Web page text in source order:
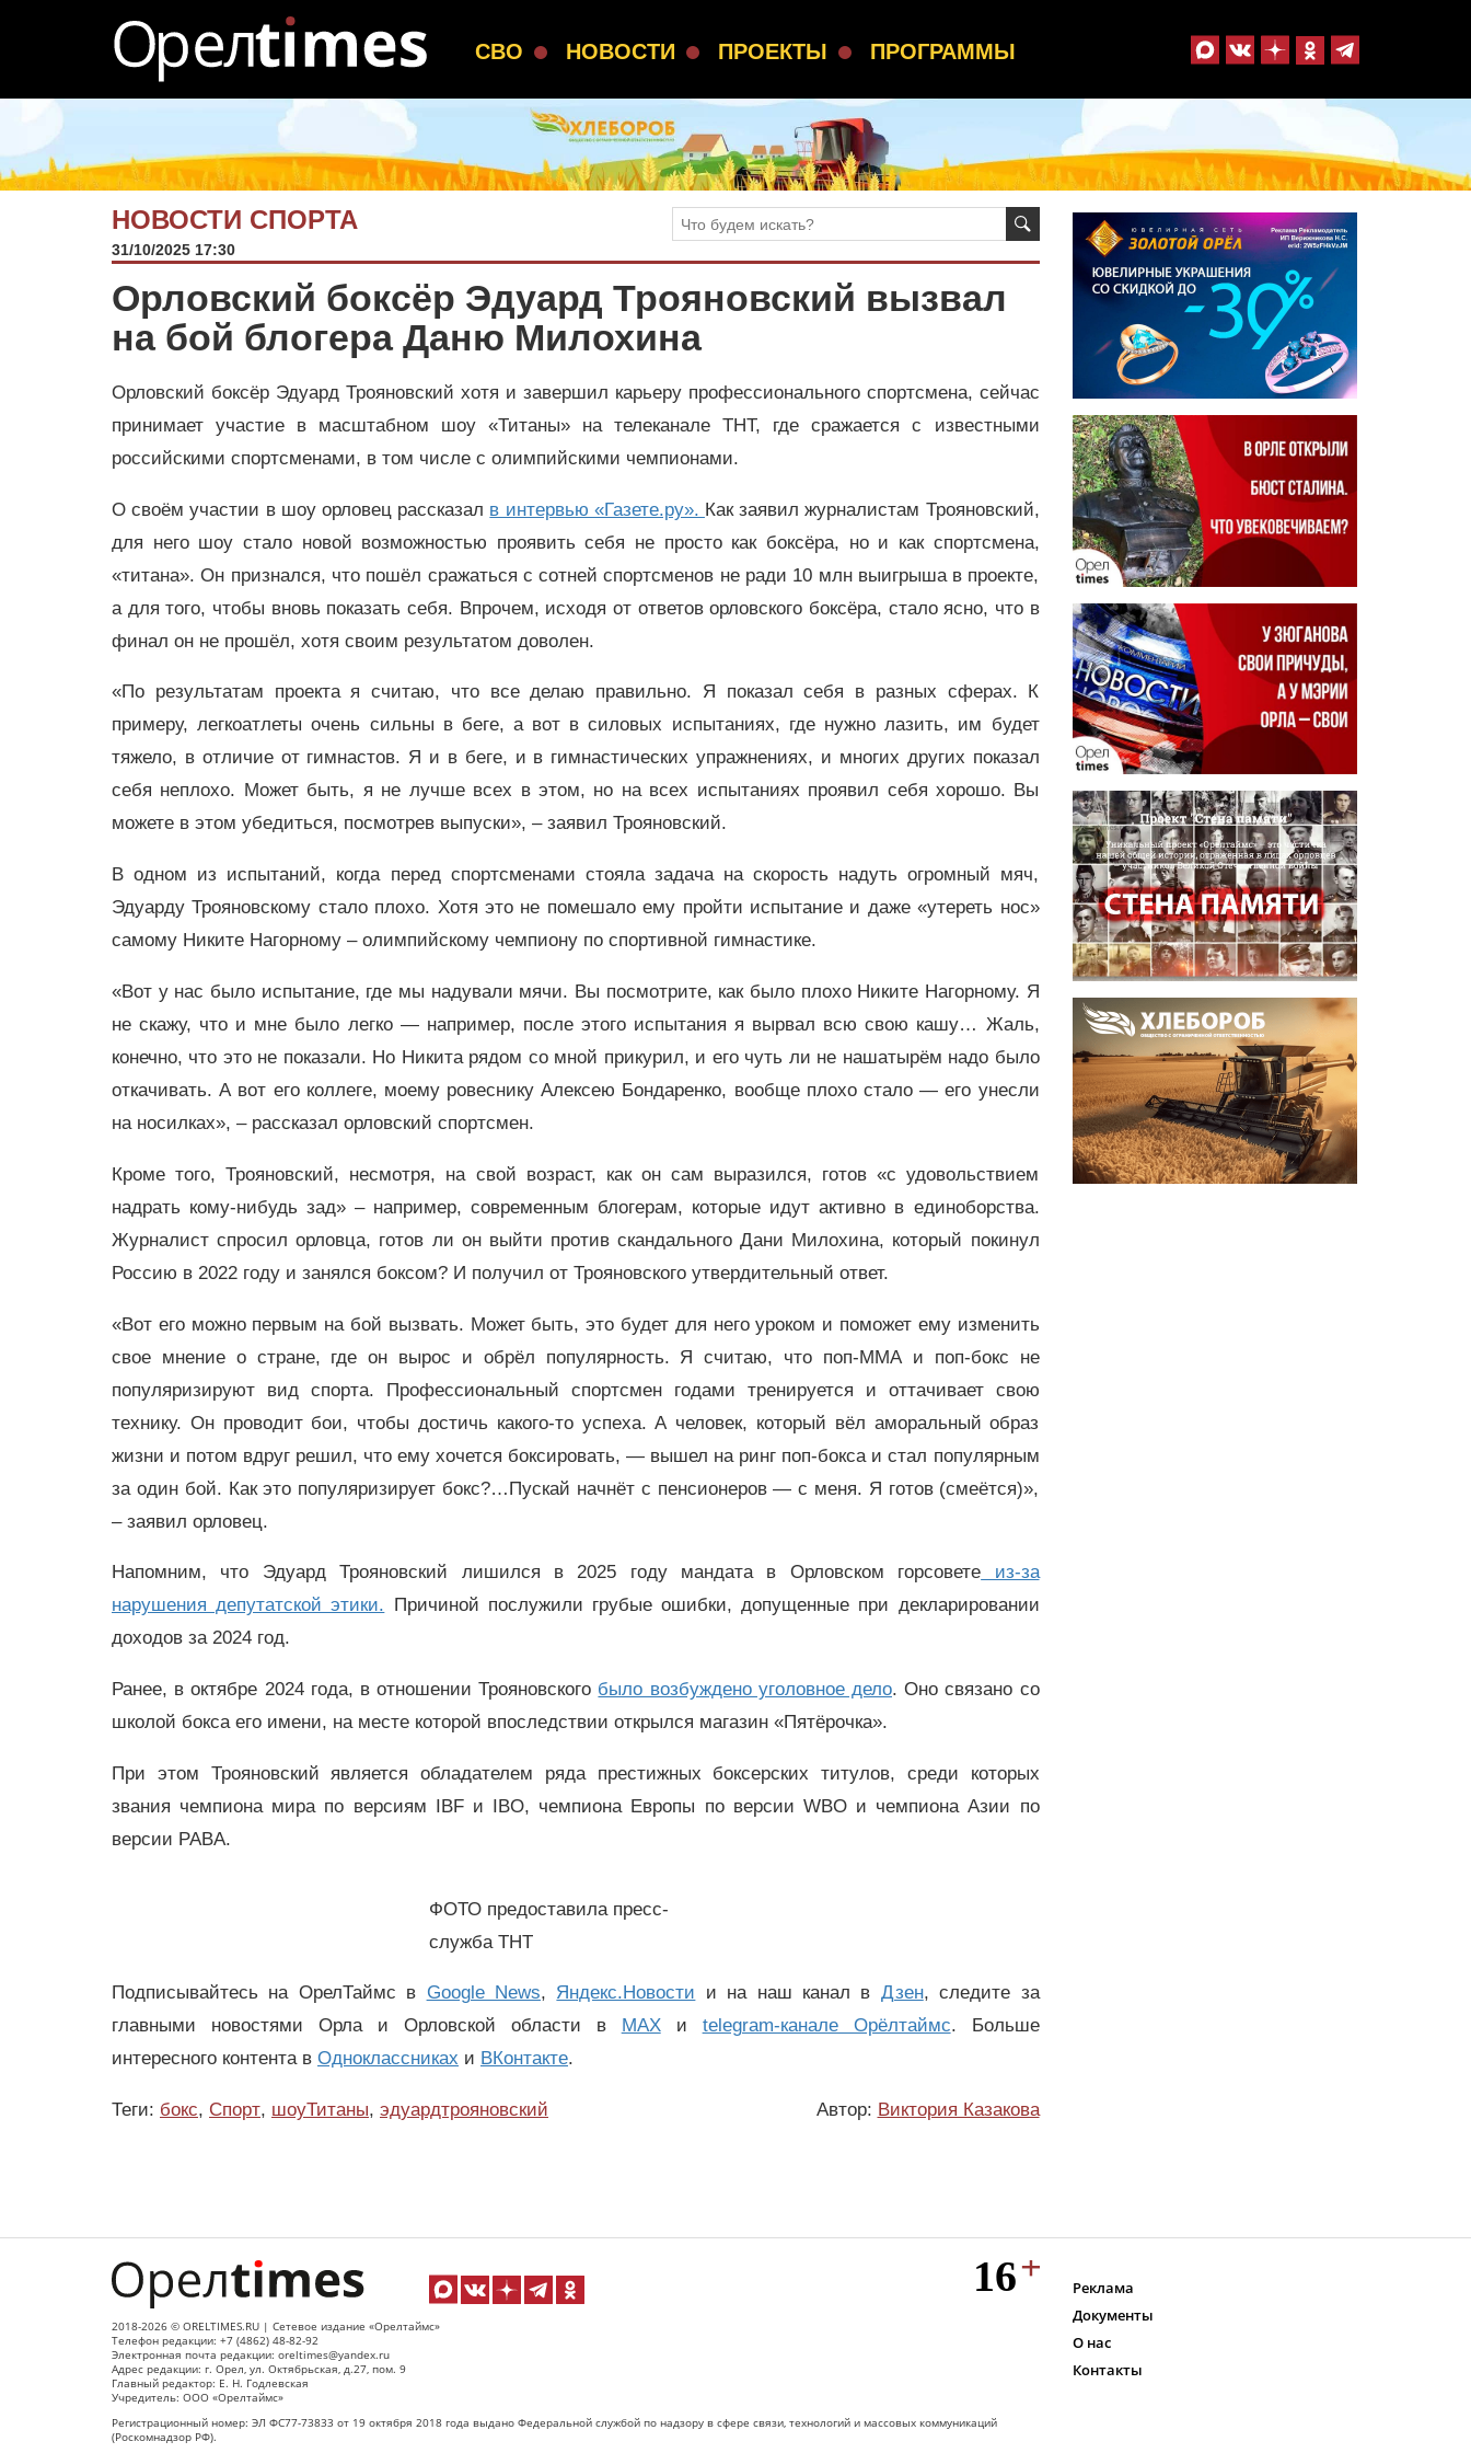
СВО НОВОСТИ ПРОЕКТЫ ПРОГРАММЫ
НОВОСТИ СПОРТА
31/10/2025 17:30
Орловский боксёр Эдуард Трояновский вызвал
на бой блогера Даню Милохина
Орловский боксёр Эдуард Трояновский хотя и завершил карьеру профессионального спортсмена, сейчас
принимает участие в масштабном шоу «Титаны» на телеканале ТНТ, где сражается с известными
российскими спортсменами, в том числе с олимпийскими чемпионами.
О своём участии в шоу орловец рассказал в интервью «Газете.ру». Как заявил журналистам Трояновский,
для него шоу стало новой возможностью проявить себя не просто как боксёра, но и как спортсмена,
«титана». Он признался, что пошёл сражаться с сотней спортсменов не ради 10 млн выигрыша в проекте,
а для того, чтобы вновь показать себя. Впрочем, исходя от ответов орловского боксёра, стало ясно, что в
финал он не прошёл, хотя своим результатом доволен.
«По результатам проекта я считаю, что все делаю правильно. Я показал себя в разных сферах. К
примеру, легкоатлеты очень сильны в беге, а вот в силовых испытаниях, где нужно лазить, им будет
тяжело, в отличие от гимнастов. Я и в беге, и в гимнастических упражнениях, и многих других показал
себя неплохо. Может быть, я не лучше всех в этом, но на всех испытаниях проявил себя хорошо. Вы
можете в этом убедиться, посмотрев выпуски», – заявил Трояновский.
В одном из испытаний, когда перед спортсменами стояла задача на скорость надуть огромный мяч,
Эдуарду Трояновскому стало плохо. Хотя это не помешало ему пройти испытание и даже «утереть нос»
самому Никите Нагорному – олимпийскому чемпиону по спортивной гимнастике.
«Вот у нас было испытание, где мы надували мячи. Вы посмотрите, как было плохо Никите Нагорному. Я
не скажу, что и мне было легко — например, после этого испытания я вырвал всю свою кашу… Жаль,
конечно, что это не показали. Но Никита рядом со мной прикурил, и его чуть ли не нашатырём надо было
откачивать. А вот его коллеге, моему ровеснику Алексею Бондаренко, вообще плохо стало — его унесли
на носилках», – рассказал орловский спортсмен.
Кроме того, Трояновский, несмотря, на свой возраст, как он сам выразился, готов «с удовольствием
надрать кому-нибудь зад» – например, современным блогерам, которые идут активно в единоборства.
Журналист спросил орловца, готов ли он выйти против скандального Дани Милохина, который покинул
Россию в 2022 году и занялся боксом? И получил от Трояновского утвердительный ответ.
«Вот его можно первым на бой вызвать. Может быть, это будет для него уроком и поможет ему изменить
свое мнение о стране, где он вырос и обрёл популярность. Я считаю, что поп-ММА и поп-бокс не
популяризируют вид спорта. Профессиональный спортсмен годами тренируется и оттачивает свою
технику. Он проводит бои, чтобы достичь какого-то успеха. А человек, который вёл аморальный образ
жизни и потом вдруг решил, что ему хочется боксировать, — вышел на ринг поп-бокса и стал популярным
за один бой. Как это популяризирует бокс?…Пускай начнёт с пенсионеров — с меня. Я готов (смеётся)»,
– заявил орловец.
Напомним, что Эдуард Трояновский лишился в 2025 году мандата в Орловском горсовете из-за
нарушения депутатской этики. Причиной послужили грубые ошибки, допущенные при декларировании
доходов за 2024 год.
Ранее, в октябре 2024 года, в отношении Трояновского было возбуждено уголовное дело. Оно связано со
школой бокса его имени, на месте которой впоследствии открылся магазин «Пятёрочка».
При этом Трояновский является обладателем ряда престижных боксерских титулов, среди которых
звания чемпиона мира по версиям IBF и IBO, чемпиона Европы по версии WBO и чемпиона Азии по
версии PABA.
ФОТО предоставила пресс-
служба ТНТ
Подписывайтесь на ОрелТаймс в Google News, Яндекс.Новости и на наш канал в Дзен, следите за
главными новостями Орла и Орловской области в
MAXи telegram-канале Орёлтаймс. Больше
интересного контента в Одноклассниках и ВКонтакте.
Теги: бокс, Спорт, шоуТитаны, эдуардтрояновский Автор: Виктория Казакова
2018-2026 © ORELTIMES.RU | Сетевое издание «Орелтаймс»
Телефон редакции: +7 (4862) 48-82-92
Электронная почта редакции: oreltimes@yandex.ru
Адрес редакции: г. Орел, ул. Октябрьская, д.27, пом. 9
Главный редактор: Е. Н. Годлевская
Учредитель: ООО «Орелтаймс»
Регистрационный номер: ЭЛ ФС77-73833 от 19 октября 2018 года выдано Федеральной службой по надзору в сфере связи, технологий и массовых коммуникаций
(Роскомнадзор РФ).
Реклама
Документы
О нас
Контакты